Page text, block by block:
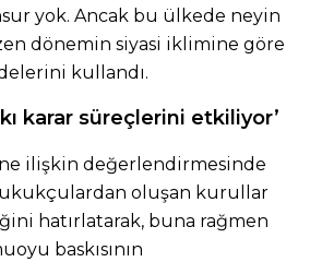
yok. Ancak bu ülkede neyin
dönemin siyasi iklimine göre
kullandı.
karar süreçlerini etkiliyor’
ilişkin değerlendirmesinde
oluşan kurullar
hatırlatarak, buna rağmen
baskısının